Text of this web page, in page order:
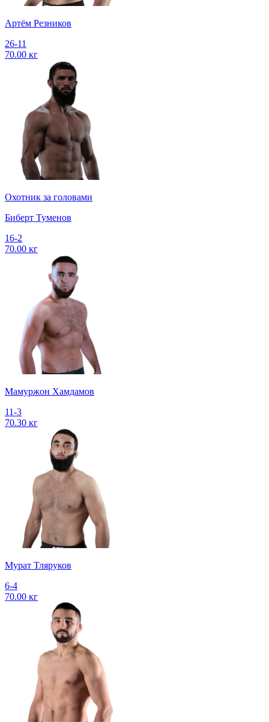
Артём Резников
26-11
70.00 кг
Охотник за головами
Биберт Туменов
16-2
70.00 кг
Мамуржон Хамдамов
11-3
70.30 кг
Мурат Тляруков
6-4
70.00 кг